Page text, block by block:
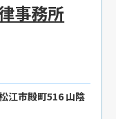
事務所
江市殿町516 山陰